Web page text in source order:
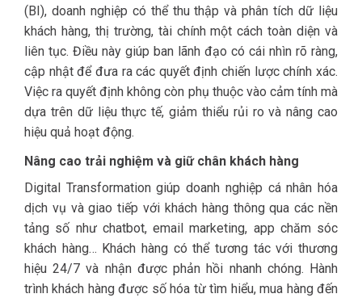
(BI), doanh nghiệp có thể thu thập và phân tích dữ liệu
khách hàng, thị trường, tài chính một cách toàn diện và
liên tục. Điều này giúp ban lãnh đạo có cái nhìn rõ ràng,
cập nhật để đưa ra các quyết định chiến lược chính xác.
Việc ra quyết định không còn phụ thuộc vào cảm tính mà
dựa trên dữ liệu thực tế, giảm thiểu rủi ro và nâng cao
hiệu quả hoạt động.
Nâng cao trải nghiệm và giữ chân khách hàng
Digital Transformation giúp doanh nghiệp cá nhân hóa
dịch vụ và giao tiếp với khách hàng thông qua các nền
tảng số như chatbot, email marketing, app chăm sóc
khách hàng… Khách hàng có thể tương tác với thương
hiệu 24/7 và nhận được phản hồi nhanh chóng. Hành
trình khách hàng được số hóa từ tìm hiểu, mua hàng đến